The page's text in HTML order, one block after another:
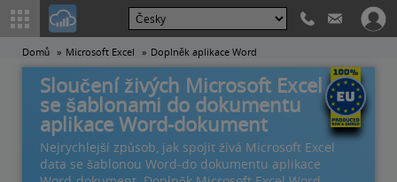
Domů Microsoft Excel Doplněk aplikace Word
Sloučení živých Microsoft Excel dat
se šablonami do dokumentu
aplikace Word-dokument
Nejrychlejší způsob, jak spojit živá Microsoft Excel
data se šablonou Word-do dokumentu aplikace